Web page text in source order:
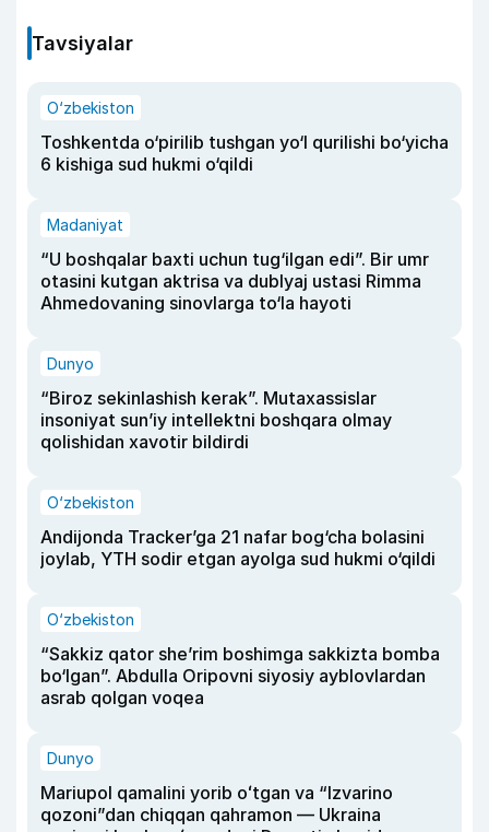
Tavsiyalar
O‘zbekiston
Toshkentda o‘pirilib tushgan yo‘l qurilishi bo‘yicha
6 kishiga sud hukmi o‘qildi
Madaniyat
“U boshqalar baxti uchun tug‘ilgan edi”. Bir umr
otasini kutgan aktrisa va dublyaj ustasi Rimma
Ahmedovaning sinovlarga to‘la hayoti
Dunyo
“Biroz sekinlashish kerak”. Mutaxassislar
insoniyat sun’iy intellektni boshqara olmay
qolishidan xavotir bildirdi
O‘zbekiston
Andijonda Tracker’ga 21 nafar bog‘cha bolasini
joylab, YTH sodir etgan ayolga sud hukmi o‘qildi
O‘zbekiston
“Sakkiz qator she’rim boshimga sakkizta bomba
bo‘lgan”. Abdulla Oripovni siyosiy ayblovlardan
asrab qolgan voqea
Dunyo
Mariupol qamalini yorib oʻtgan va “Izvarino
qozoni”dan chiqqan qahramon — Ukraina